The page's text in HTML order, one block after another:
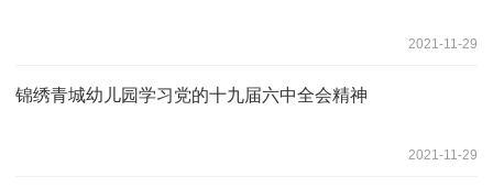
2021-11-29
锦绣青城幼儿园学习党的十九届六中全会精神
2021-11-29